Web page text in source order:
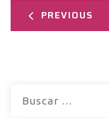
PREVIOUS